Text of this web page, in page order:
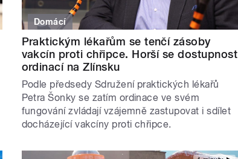
Domácí
Praktickým lékařům se tenčí zásoby
vakcín proti chřipce. Horší se dostupnost
ordinací na Zlínsku
Podle předsedy Sdružení praktických lékařů
Petra Šonky se zatím ordinace ve svém
fungování zvládají vzájemně zastupovat i sdílet
docházející vakcíny proti chřipce.